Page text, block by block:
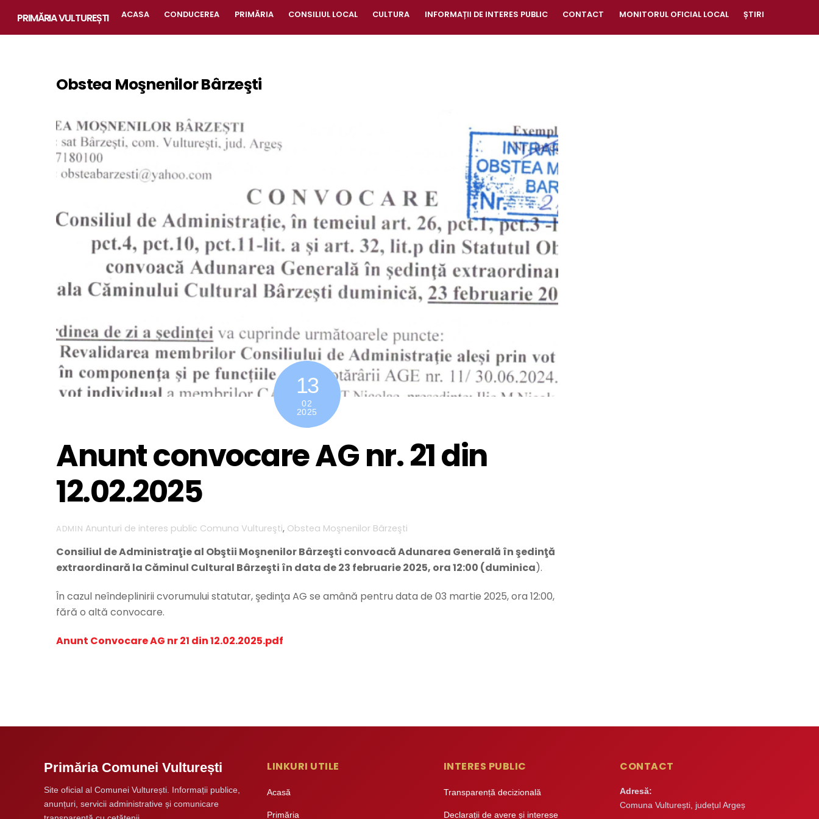
content
PRIMĂRIA VULTUREȘTI ACASA CONDUCEREA PRIMĂRIA CONSILIUL LOCAL CULTURA INFORMAȚII DE INTERES PUBLIC CONTACT MONITORUL OFICIAL LOCAL ȘTIRI
Obstea Moşnenilor Bârzeşti
13
02
2025
Anunt convocare AG nr. 21 din
12.02.2025
ADMIN Anunturi de interes public Comuna Vultureşti, Obstea Moşnenilor Bârzeşti
Consiliul de Administraţie al Obştii Moşnenilor Bârzeşti convoacă Adunarea Generală în şedinţă
extraordinară la Căminul Cultural Bârzeşti în data de 23 februarie 2025, ora 12:00 (duminica).
În cazul neîndeplinirii cvorumului statutar, şedinţa AG se amână pentru data de 03 martie 2025, ora 12:00,
fără o altă convocare.
Anunt Convocare AG nr 21 din 12.02.2025.pdf
Primăria Comunei Vulturești
Site oficial al Comunei Vulturești. Informații publice,
anunțuri, servicii administrative și comunicare
LINKURI UTILE
Acasă
Primăria
INTERES PUBLIC
Transparență decizională
Declarații de avere și interese
CONTACT
Adresă:
Comuna Vulturești, județul Argeș